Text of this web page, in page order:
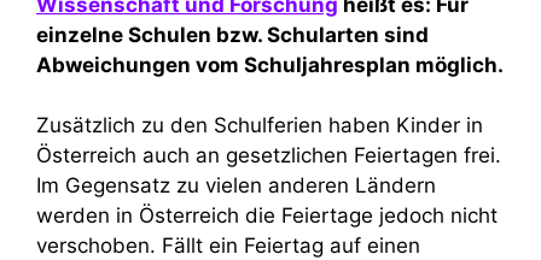
einzelne Schulen bzw. Schularten sind
Abweichungen vom Schuljahresplan möglich.
Zusätzlich zu den Schulferien haben Kinder in
Österreich auch an gesetzlichen Feiertagen frei.
Im Gegensatz zu vielen anderen Ländern
werden in Österreich die Feiertage jedoch nicht
verschoben. Fällt ein Feiertag auf einen